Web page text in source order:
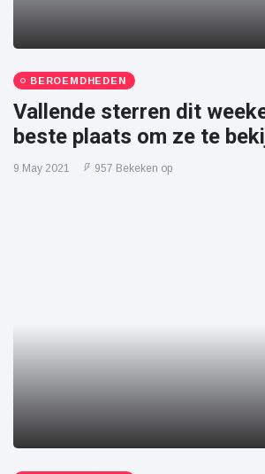
BEROEMDHEDEN
Vallende sterren dit
beste plaats om ze te
9 May 2021 957 Bekeken op